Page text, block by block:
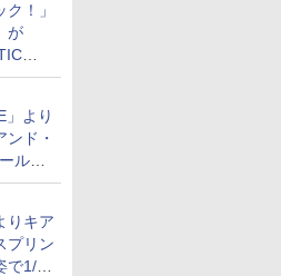
！」
が
1/48
」より
ンド・
ルで
りキア
プリン
1/6